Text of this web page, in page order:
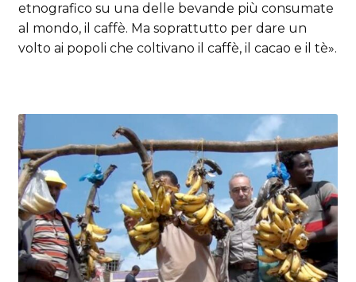
etnografico su una delle bevande più consumate
al mondo, il caffè. Ma soprattutto per dare un
volto ai popoli che coltivano il caffè, il cacao e il tè».